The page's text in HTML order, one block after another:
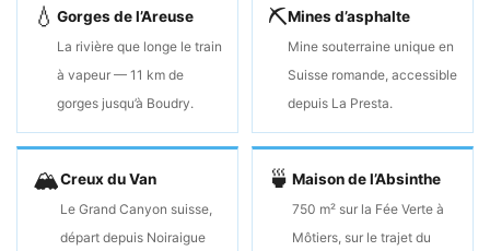
💧 Gorges de l’Areuse
La rivière que longe le train
à vapeur — 11 km de
gorges jusqu’à Boudry.
⛏Mines d’asphalte
Mine souterraine unique en
Suisse romande, accessible
depuis La Presta.
🏔Creux du Van
Le Grand Canyon suisse,
départ depuis Noiraigue
🍵 Maison de l’Absinthe
750 m² sur la Fée Verte à
Môtiers, sur le trajet du